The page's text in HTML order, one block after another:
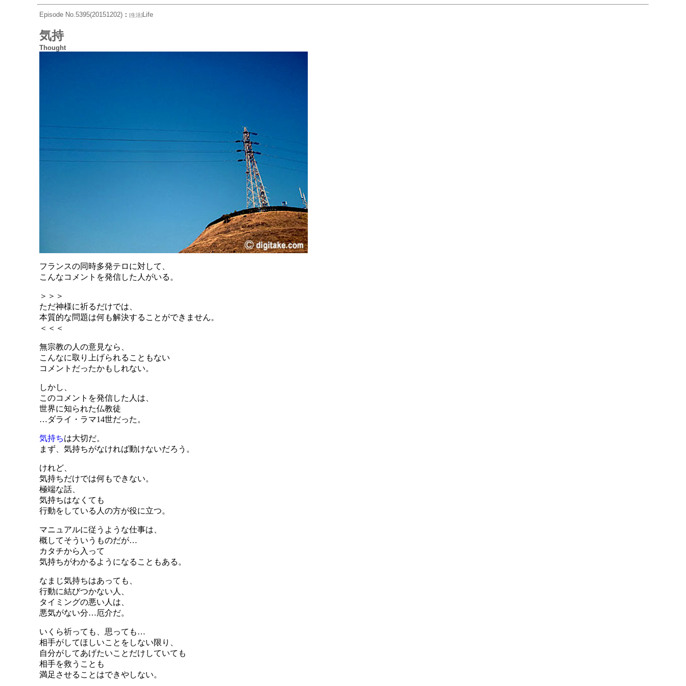
Episode No.5395(20151202)： [生活]Life
気持
Thought
フランスの同時多発テロに対して、
こんなコメントを発信した人がいる。
＞＞＞
ただ神様に祈るだけでは、
本質的な問題は何も解決することができません。
＜＜＜
無宗教の人の意見なら、
こんなに取り上げられることもない
コメントだったかもしれない。
しかし、
このコメントを発信した人は、
世界に知られた仏教徒
…ダライ・ラマ14世だった。
気持ちは大切だ。
まず、気持ちがなければ動けないだろう。
けれど、
気持ちだけでは何もできない。
極端な話、
気持ちはなくても
行動をしている人の方が役に立つ。
マニュアルに従うような仕事は、
概してそういうものだが…
カタチから入って
気持ちがわかるようになることもある。
なまじ気持ちはあっても、
行動に結びつかない人、
タイミングの悪い人は、
悪気がない分…厄介だ。
いくら祈っても、思っても…
相手がしてほしいことをしない限り、
自分がしてあげたいことだけしていても
相手を救うことも
満足させることはできやしない。